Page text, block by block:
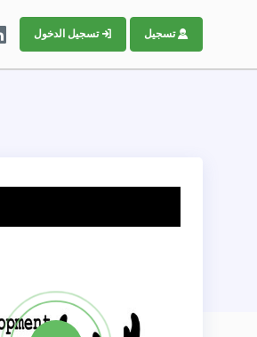
تسجيل تسجيل الدخول